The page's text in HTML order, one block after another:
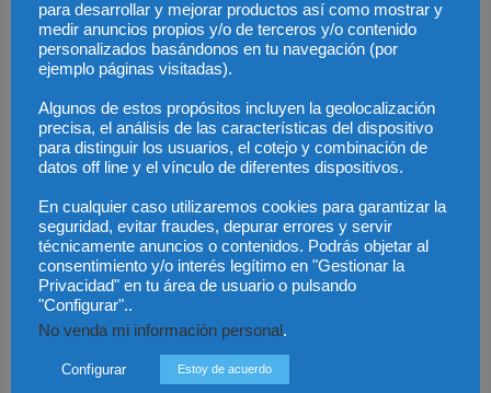
situación directamente ante el Comité de Seguridad y Salud del
ayuntamiento, sin recibir respuesta alguna.
evidencie la violación (artículos 14 y 15 en relación con el protocolo
de acoso aplicable).
– Sentencia del TSJ Andalucía, Málaga, Sala de lo Social de
12-6-2019. El tribunal anula la decisión anterior y considera que el
despido por acoso no procede debido a que no se siguió
correctamente el protocolo de acoso. La Sala argumenta que el
protocolo es un requisito formal que se debe cumplir en todo caso
previamente al despido disciplinario por este tipo de falta, y su
incumplimiento atenta contra la protección judicial efectiva del
trabajador despedido.
para desarrollar y mejorar productos así como mostrar y
medir anuncios propios y/o de terceros y/o contenido
personalizados basándonos en tu navegación (por
ejemplo páginas visitadas).
Algunos de estos propósitos incluyen la geolocalización
precisa, el análisis de las características del dispositivo
para distinguir los usuarios, el cotejo y combinación de
datos off line y el vínculo de diferentes dispositivos.
En cualquier caso utilizaremos cookies para garantizar la
seguridad, evitar fraudes, depurar errores y servir
técnicamente anuncios o contenidos. Podrás objetar al
consentimiento y/o interés legítimo en "Gestionar la
Privacidad" en tu área de usuario o pulsando
"Configurar"..
No venda mi información personal .
Configurar Estoy de acuerdo